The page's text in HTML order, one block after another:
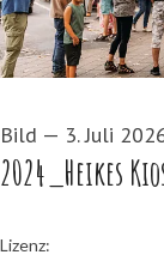
Bild — 3. Juli
2024_Heikes
go to media item
Lizenz: